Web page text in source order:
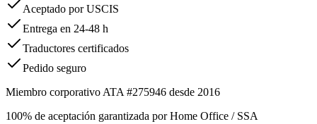
Aceptado por USCIS
Entrega en 24-48 h
Traductores certificados
Pedido seguro
Miembro corporativo ATA #275946 desde 2016
100% de aceptación garantizada por Home Office / SSA